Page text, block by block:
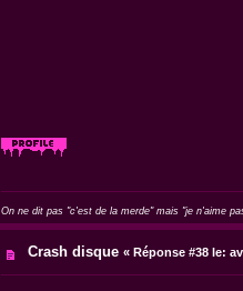
On ne dit pas "c'est de la merde" mais "je n'aime
Crash disque «Réponse #38 le: